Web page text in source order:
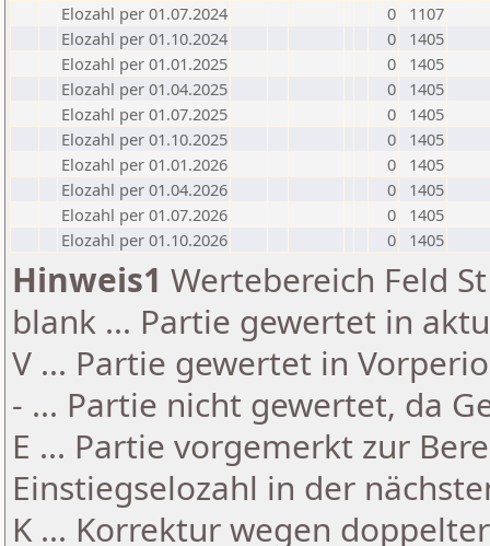
Elozahl per 01.07.2024
0
1107
Elozahl per 01.10.2024
0
1405
Elozahl per 01.01.2025
0
1405
Elozahl per 01.04.2025
0
1405
Elozahl per 01.07.2025
0
1405
Elozahl per 01.10.2025
0
1405
Elozahl per 01.01.2026
0
1405
Elozahl per 01.04.2026
0
1405
Elozahl per 01.07.2026
0
1405
Elozahl per 01.10.2026
0 1405
Hinweis1 Wertebereich Feld
blank ... Partie gewertet in
V ... Partie gewertet in
- ... Partie nicht gewertet, da
E ... Partie vorgemerkt zur
Einstiegselozahl in der
K ... Korrektur wegen